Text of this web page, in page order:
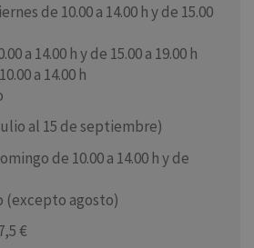
de 10.00 a 14.00 h y de 15.00
a 14.00 h y de 15.00 a 19.00 h
a 14.00 h
al 15 de septiembre)
de 10.00 a 14.00 h y de
(excepto agosto)
€